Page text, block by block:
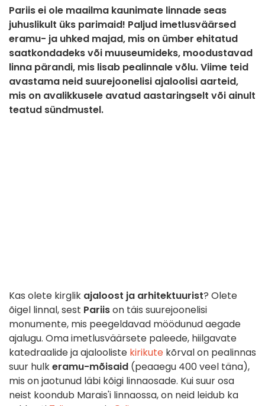
Pariis ei ole maailma kaunimate linnade seas
juhuslikult üks parimaid! Paljud imetlusväärsed
eramu- ja uhked majad, mis on ümber ehitatud
saatkondadeks või muuseumideks, moodustavad
linna pärandi, mis lisab pealinnale võlu. Viime teid
avastama neid suurejoonelisi ajaloolisi aarteid,
mis on avalikkusele avatud aastaringselt või ainult
teatud sündmustel.
Kas olete kirglik ajaloost ja arhitektuurist? Olete
õigel linnal, sest Pariison täis suurejoonelisi
monumente, mis peegeldavad möödunud aegade
ajalugu. Oma imetlusväärsete paleede, hiilgavate
katedraalide ja ajalooliste kirikute kõrval on pealinnas
suur hulkeramu-mõisaid (peaaegu 400 veel täna),
mis on jaotunud läbi kõigi linnaosade. Kui suur osa
neist koondub Marais'i linnaossa, on neid leidub ka